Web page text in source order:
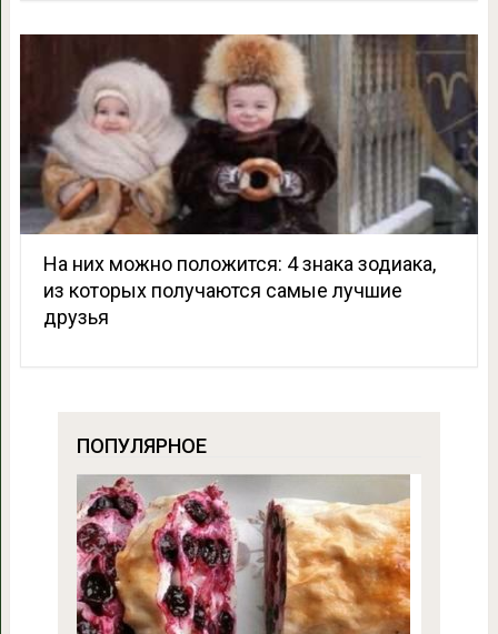
На них можно положится: 4 знака зодиака,
из которых получаются самые лучшие
друзья
ПОПУЛЯРНОЕ